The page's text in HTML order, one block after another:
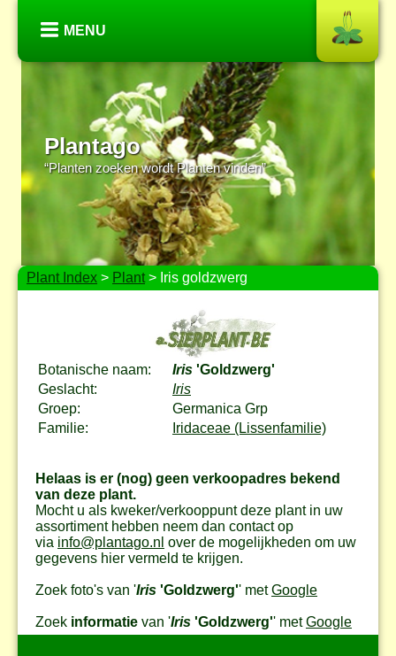
MENU
Plantago
“Planten zoeken wordt Planten vinden”
Plant Index > Plant> Iris goldzwerg
Botanische naam: Iris 'Goldzwerg'
Geslacht:
Iris
Groep:
Germanica Grp
Familie:
Iridaceae (Lissenfamilie)
Helaas is er (nog) geen verkoopadres bekend
van deze plant.
Mocht u als kweker/verkooppunt deze plant in uw
assortiment hebben neem dan contact op
via info@plantago.nl over de mogelijkheden om uw
gegevens hier vermeld te krijgen.
Zoek foto's van 'Iris 'Goldzwerg'' metGoogle
Zoek informatie van 'Iris 'Goldzwerg'' metGoogle